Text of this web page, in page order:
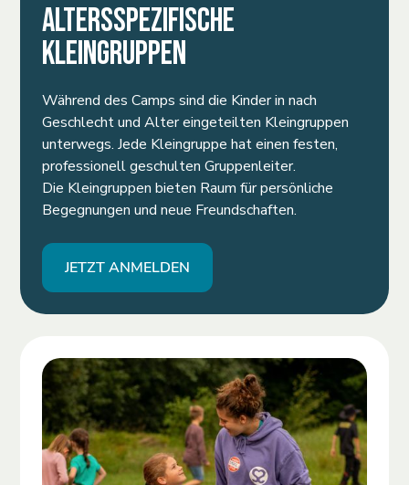
ALTERSSPEZIFISCHE
KLEINGRUPPEN
Während des Camps sind die Kinder in nach
Geschlecht und Alter eingeteilten Kleingruppen
unterwegs. Jede Kleingruppe hat einen festen,
professionell geschulten Gruppenleiter.
Die Kleingruppen bieten Raum für persönliche
Begegnungen und neue Freundschaften.
JETZT ANMELDEN